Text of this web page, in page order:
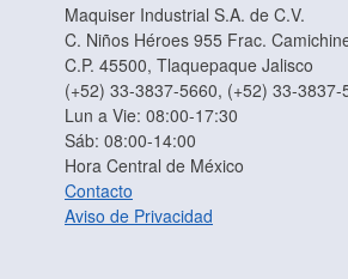
Maquiser Industrial S.A. de C.V.
C. Niños Héroes 955 Frac.
C.P. 45500, Tlaquepaque Jalisco
(+52) 33-3837-5660, (+52) 33-3837-
Lun a Vie: 08:00-17:30
Sáb: 08:00-14:00
Hora Central de México
Contacto
Aviso de Privacidad